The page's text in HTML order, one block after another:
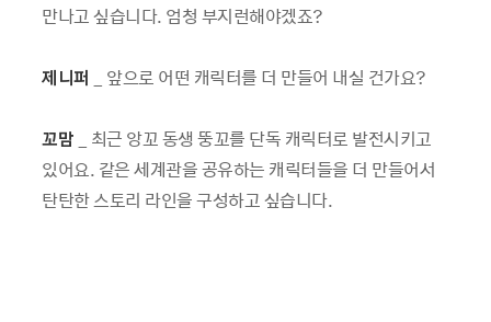
만나고 싶습니다. 엄청 부지런해야겠죠?
제니퍼 _ 앞으로 어떤 캐릭터를 더 만들어 내실 건가요?
꼬맘 _ 최근 앙꼬 동생 뚱꼬를 단독 캐릭터로 발전시키고
있어요. 같은 세계관을 공유하는 캐릭터들을 더 만들어서
탄탄한 스토리 라인을 구성하고 싶습니다.